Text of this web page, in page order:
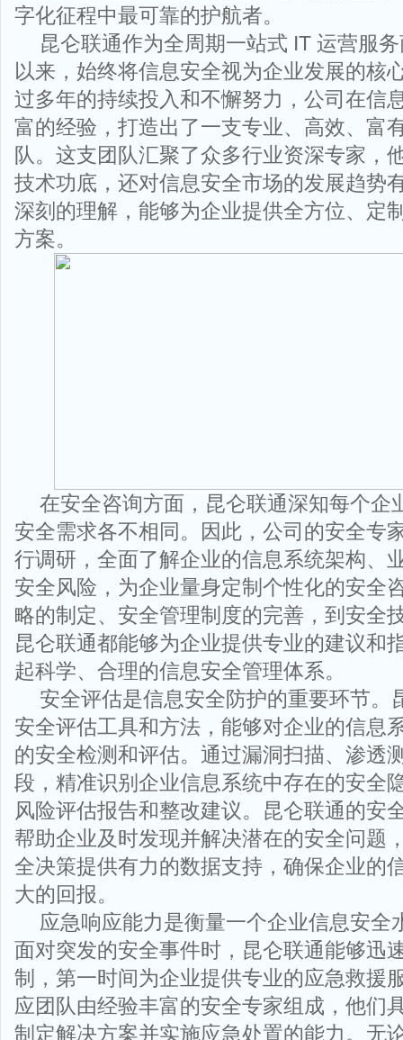
字化征程中最可靠的护航者。
昆仑联通作为全周期一站式 IT 运营服
以来，始终将信息安全视为企业发展的核
过多年的持续投入和不懈努力，公司在信
富的经验，打造出了一支专业、高效、富
队。这支团队汇聚了众多行业资深专家，
技术功底，还对信息安全市场的发展趋势
深刻的理解，能够为企业提供全方位、定
方案。
在安全咨询方面，昆仑联通深知每个企
安全需求各不相同。因此，公司的安全专
行调研，全面了解企业的信息系统架构、
安全风险，为企业量身定制个性化的安全
略的制定、安全管理制度的完善，到安全
昆仑联通都能够为企业提供专业的建议和
起科学、合理的信息安全管理体系。
安全评估是信息安全防护的重要环节。
安全评估工具和方法，能够对企业的信息
的安全检测和评估。通过漏洞扫描、渗透
段，精准识别企业信息系统中存在的安全
风险评估报告和整改建议。昆仑联通的安
帮助企业及时发现并解决潜在的安全问题
全决策提供有力的数据支持，确保企业的
大的回报。
应急响应能力是衡量一个企业信息安全
面对突发的安全事件时，昆仑联通能够迅
制，第一时间为企业提供专业的应急救援
应团队由经验丰富的安全专家组成，他们
制定解决方案并实施应急处置的能力。无